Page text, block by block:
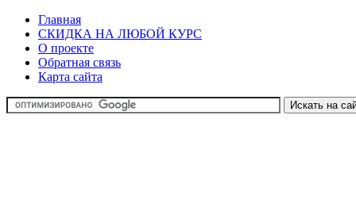
Главная
СКИДКА НА ЛЮБОЙ КУРС
О проекте
Обратная связь
Карта сайта